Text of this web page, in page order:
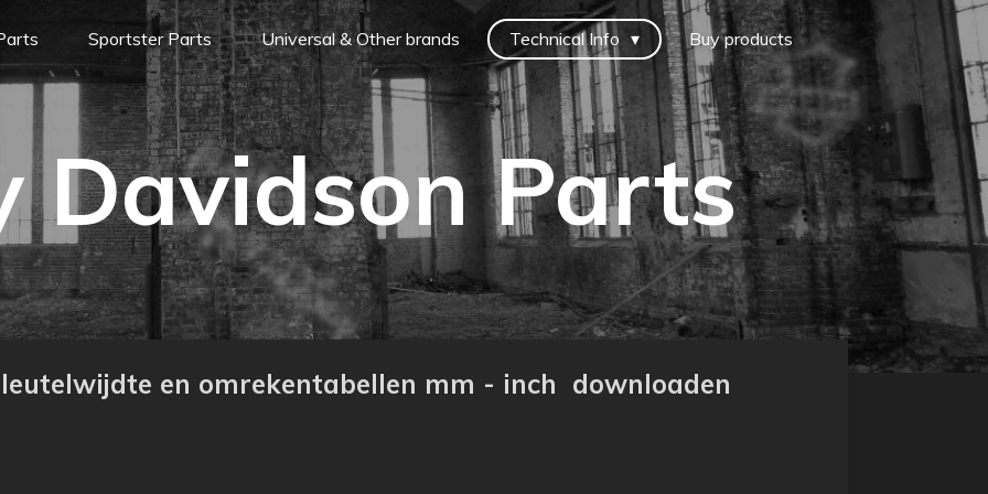
Sportster Parts Universal & Other brands Technical Info Buy products
Davidson Parts
en omrekentabellen mm - inch downloaden